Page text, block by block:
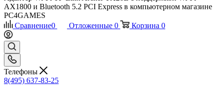
AX1800 и Bluetooth 5.2 PCI Express в компьютерном магазине
PC4GAMES
Сравнение0 Отложенные 0 Корзина 0
Телефоны
8(495) 637-83-25